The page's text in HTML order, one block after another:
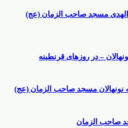
مسجد صاحب الزمان (عج)
– در روزهای قرنطینه
نونهالان مسجد صاحب الزمان (عج)
صاحب الزمان